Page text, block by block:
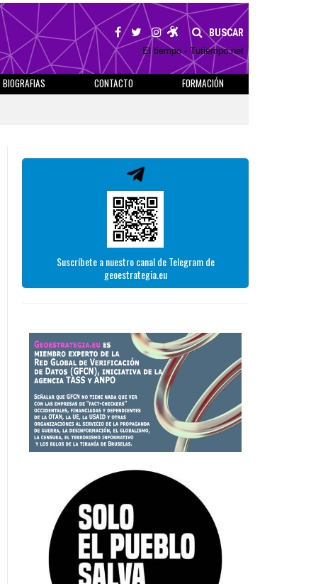
BUSCAR
El tiempo - Tutiempo.net
BIOGRAFIAS CONTACTO
FORMACIÓN
Suscríbete a nuestro canal de Telegram de
geoestrategia.eu